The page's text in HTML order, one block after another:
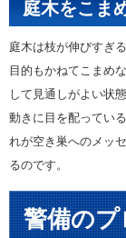
庭木をこま
庭木は枝が伸びすぎ
目的もかねてこまめ
して見通しがよい状
動きに目を配ってい
れが空き巣へのメッ
るのです。
警備の